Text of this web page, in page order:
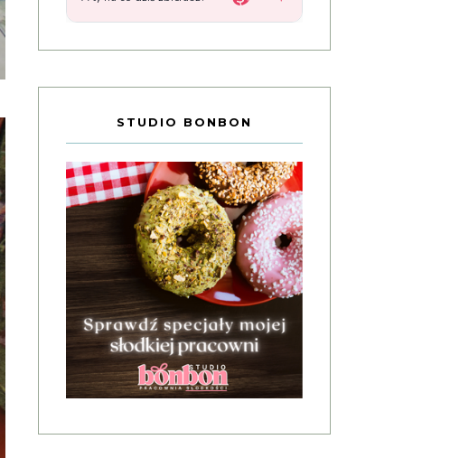
STUDIO BONBON